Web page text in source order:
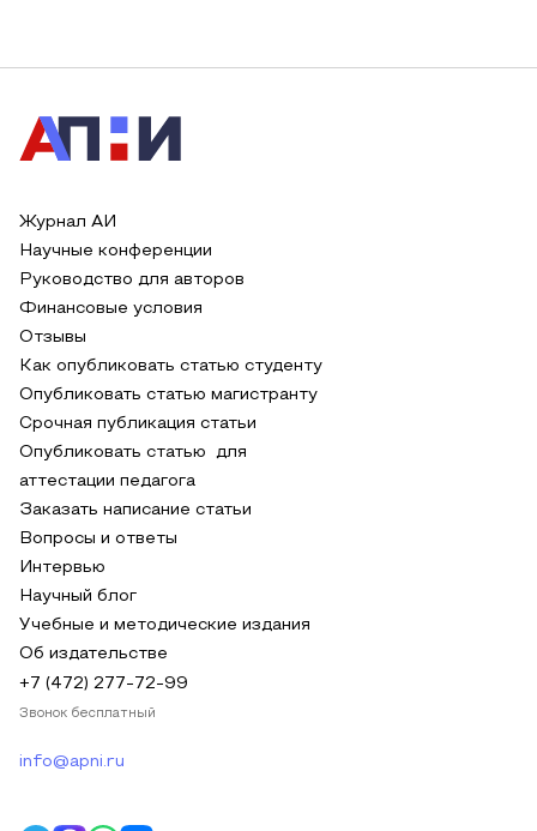
Журнал АИ
Научные конференции
Руководство для авторов
Финансовые условия
Отзывы
Как опубликовать статью студенту
Опубликовать статью магистранту
Срочная публикация статьи
Опубликовать статью для
аттестации педагога
Заказать написание статьи
Вопросы и ответы
Интервью
Научный блог
Учебные и методические издания
Об издательстве
+7 (472) 277-72-99
Звонок бесплатный
info@apni.ru